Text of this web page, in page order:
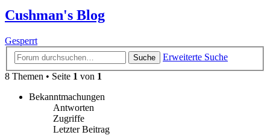
Cushman's Blog
Gesperrt
Suche
Erweiterte Suche
8 Themen • Seite 1 von 1
Bekanntmachungen
Antworten
Zugriffe
Letzter Beitrag